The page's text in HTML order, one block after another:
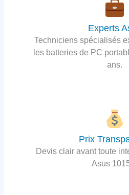
Experts
Techniciens spécialisés
les batteries de PC
ans.
Prix
Devis clair avant toute
Asus